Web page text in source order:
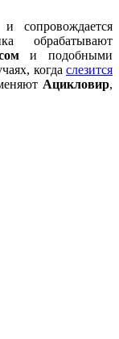
сопровождается
обрабатывают
и подобными
когда слезится
Ацикловир,